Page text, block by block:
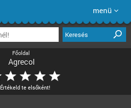
menü
Keresés
Főoldal
Agrecol
Értékeld te elsőként!